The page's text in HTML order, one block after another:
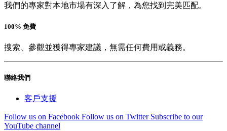
我們的專家對本地市場有深入了解，為您找到完美匹配。
100% 免費
搜索、參觀並獲得專家建議，無需任何費用或義務。
聯絡我們
客戶支援
Follow us on Facebook Follow us on Twitter Subscribe to our
YouTube channel